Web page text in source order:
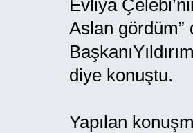
Evliya
Aslan gördüm”
diye konuştu.
Yapılan